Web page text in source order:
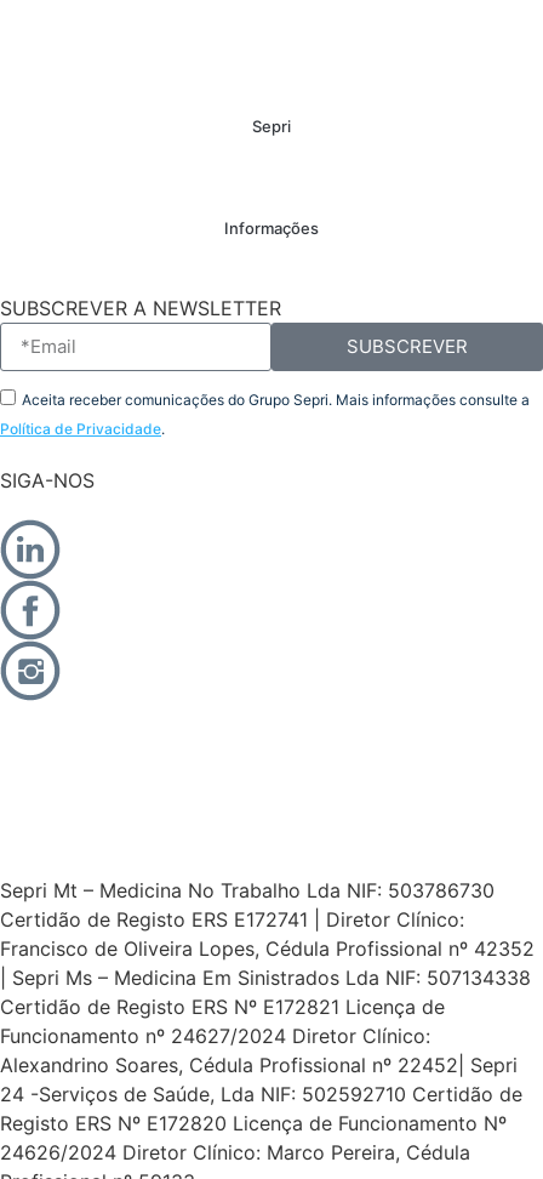
Sepri
Informações
SUBSCREVER A NEWSLETTER
Aceita receber comunicações do Grupo Sepri. Mais informações consulte a
Política de Privacidade.
SUBSCREVER
SIGA-NOS
Sepri Mt – Medicina No Trabalho Lda NIF: 503786730
Certidão de Registo ERS E172741 | Diretor Clínico:
Francisco de Oliveira Lopes, Cédula Profissional nº 42352
| Sepri Ms – Medicina Em Sinistrados Lda NIF: 507134338
Certidão de Registo ERS Nº E172821 Licença de
Funcionamento nº 24627/2024 Diretor Clínico:
Alexandrino Soares, Cédula Profissional nº 22452| Sepri
24 -Serviços de Saúde, Lda NIF: 502592710 Certidão de
Registo ERS Nº E172820 Licença de Funcionamento Nº
24626/2024 Diretor Clínico: Marco Pereira, Cédula